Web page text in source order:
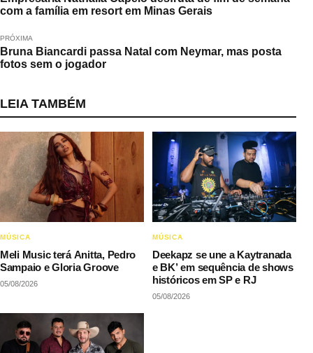
com a família em resort em Minas Gerais
PRÓXIMA
Bruna Biancardi passa Natal com Neymar, mas posta
fotos sem o jogador
LEIA TAMBÉM
MÚSICA
Meli Music terá Anitta, Pedro
Sampaio e Gloria Groove
05/08/2026
MÚSICA
Deekapz se une a Kaytranada
e BK’ em sequência de shows
históricos em SP e RJ
05/08/2026